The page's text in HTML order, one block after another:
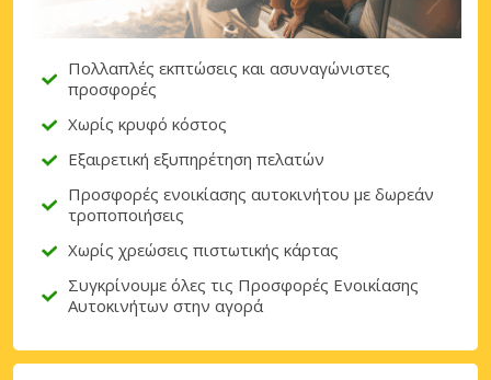
Πολλαπλές εκπτώσεις και ασυναγώνιστες
προσφορές
Χωρίς κρυφό κόστος
Εξαιρετική εξυπηρέτηση πελατών
Προσφορές ενοικίασης αυτοκινήτου με δωρεάν
τροποποιήσεις
Χωρίς χρεώσεις πιστωτικής κάρτας
Συγκρίνουμε όλες τις Προσφορές Ενοικίασης
Αυτοκινήτων στην αγορά